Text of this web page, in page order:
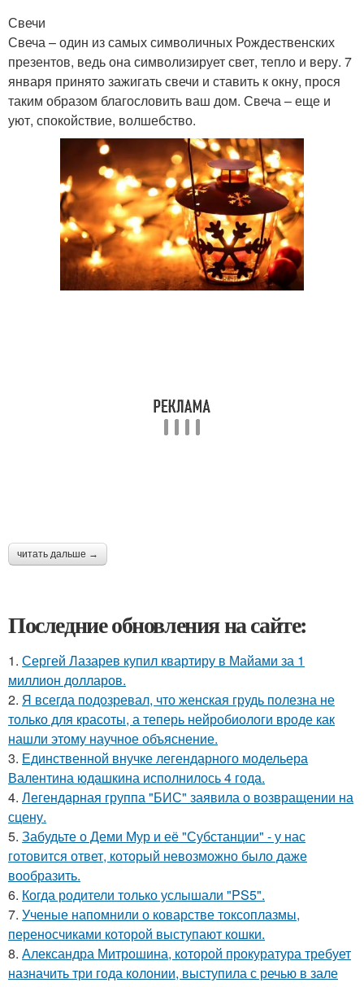
Свечи
Свеча – один из самых символичных Рождественских
презентов, ведь она символизирует свет, тепло и веру. 7
января принято зажигать свечи и ставить к окну, прося
таким образом благословить ваш дом. Свеча – еще и
уют, спокойствие, волшебство.
читать дальше →
Последние обновления на сайте:
1. Сергей Лазарев купил квартиру в Майами за 1
миллион долларов.
2. Я всегда подозревал, что женская грудь полезна не
только для красоты, а теперь нейробиологи вроде как
нашли этому научное объяснение.
3. Единственной внучке легендарного модельера
Валентина юдашкина исполнилось 4 года.
4. Легендарная группа "БИС" заявила о возвращении на
сцену.
5. Забудьте о Деми Мур и её "Субстанции" - у нас
готовится ответ, который невозможно было даже
вообразить.
6. Когда родители только услышали "PS5".
7. Ученые напомнили о коварстве токсоплазмы,
переносчиками которой выступают кошки.
8. Александра Митрошина, которой прокуратура требует
назначить три года колонии, выступила с речью в зале